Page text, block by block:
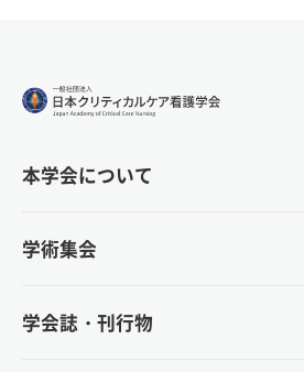
本学会について
学術集会
学会誌・刊行物